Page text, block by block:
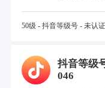
50级 - 抖音等级号 - 未认
抖音等级
046